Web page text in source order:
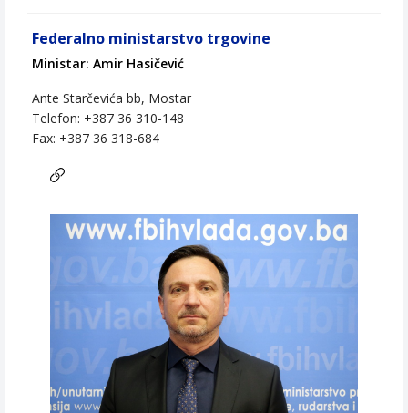
Federalno ministarstvo trgovine
Ministar: Amir Hasičević
Ante Starčevića bb, Mostar
Telefon: +387 36 310-148
Fax: +387 36 318-684